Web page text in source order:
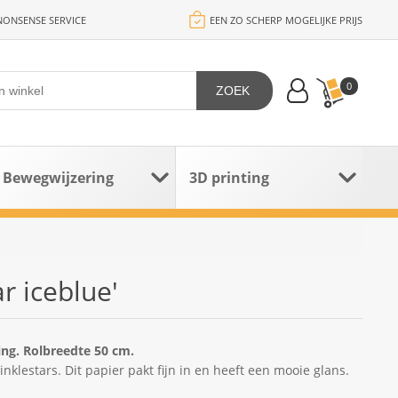
SERVICE EEN ZO SCHERP MOGELIJKE PRIJS
0
ZOEK
Bewegwijzering 3D printing
iceblue'
Rolbreedte 50 cm.
Dit papier pakt fijn in en heeft een mooie glans.